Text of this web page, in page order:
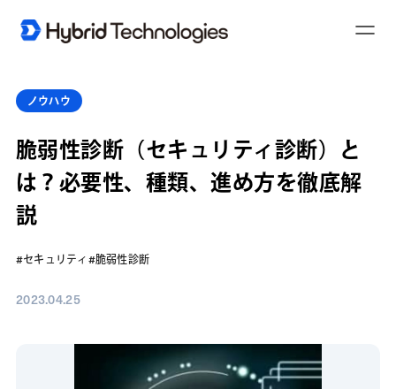
ノウハウ
脆弱性診断（セキュリティ診断）と
は？必要性、種類、進め方を徹底解
説
#セキュリティ#脆弱性診断
2023.04.25